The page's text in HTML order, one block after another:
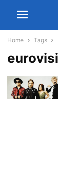
Home Tags